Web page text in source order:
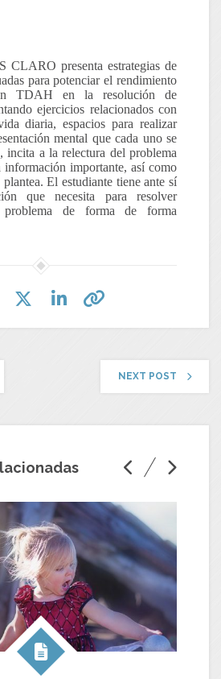
CLARO presenta estrategias de
para potenciar el rendimiento
TDAH en la resolución de
ejercicios relacionados con
diaria, espacios para realizar
mental que cada uno se
incita a la relectura del problema
importante, así como
El estudiante tiene ante sí
que necesita para resolver
problema de forma de forma
NEXT POST